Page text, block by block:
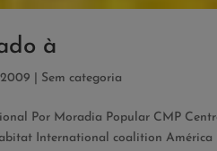
à
Sem categoria
Por Moradia Popular CMP
International coalition